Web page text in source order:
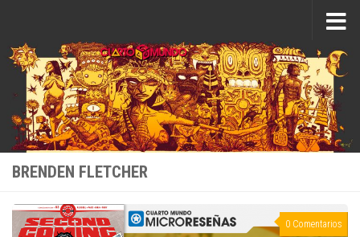
BRENDEN FLETCHER
0 Comentarios